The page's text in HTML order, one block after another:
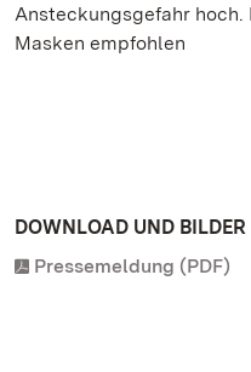
Ansteckungsgefahr hoch.
Masken empfohlen
DOWNLOAD UND BILDER
Pressemeldung (PDF)